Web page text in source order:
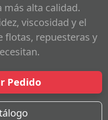
alta calidad.
viscosidad y el
flotas, repuesteras y
Pedido